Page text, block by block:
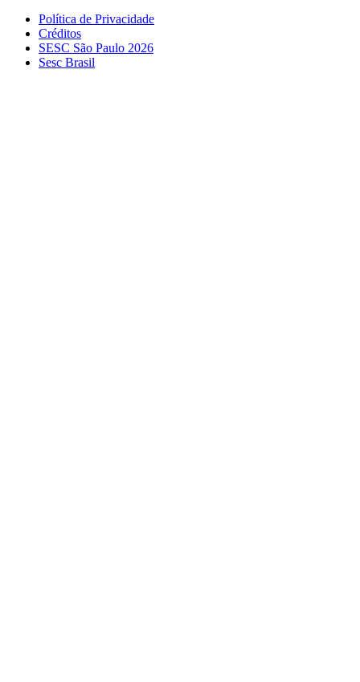
Política de Privacidade
Créditos
SESC São Paulo 2026
Sesc Brasil